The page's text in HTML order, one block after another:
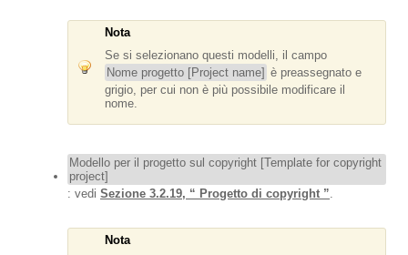
Nota
Se si selezionano questi modelli, il campo
Nome progetto [Project name] è preassegnato e
grigio, per cui non è più possibile modificare il
nome.
Modello per il progetto sul copyright [Template for copyright
project]
: vedi Sezione 3.2.19, “ Progetto di copyright ”.
Nota